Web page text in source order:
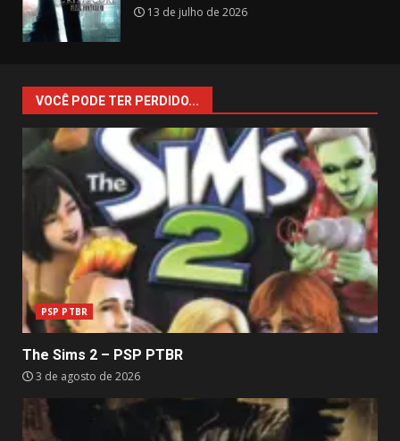
13 de julho de 2026
VOCÊ PODE TER PERDIDO...
PSP PTBR
The Sims 2 – PSP PTBR
3 de agosto de 2026